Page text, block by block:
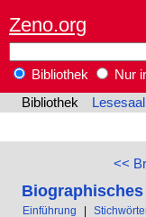
Zeno.org
Bibliothek
Nur
Bibliothek
Lesesaal
<<
Einführung |